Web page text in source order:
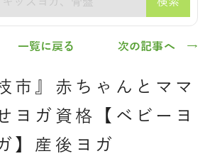
一覧に戻る 次の記事へ →
市』赤ちゃんとママ
ヨガ資格【ベビーヨ
】産後ヨガ